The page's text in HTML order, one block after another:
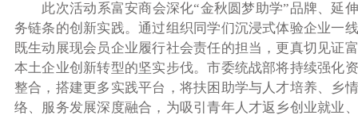
此次活动系富安商会深化“金秋圆梦助学”品牌、延
务链条的创新实践。通过组织同学们沉浸式体验企业一
既生动展现会员企业履行社会责任的担当，更真切见证
本土企业创新转型的坚实步伐。市委统战部将持续强化
整合，搭建更多实践平台，将扶困助学与人才培养、乡
络、服务发展深度融合，为吸引青年人才返乡创业就业